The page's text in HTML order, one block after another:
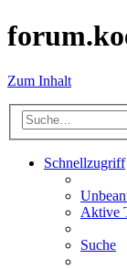
Zum Inhalt
Schnellzugriff
Aktive
Suche